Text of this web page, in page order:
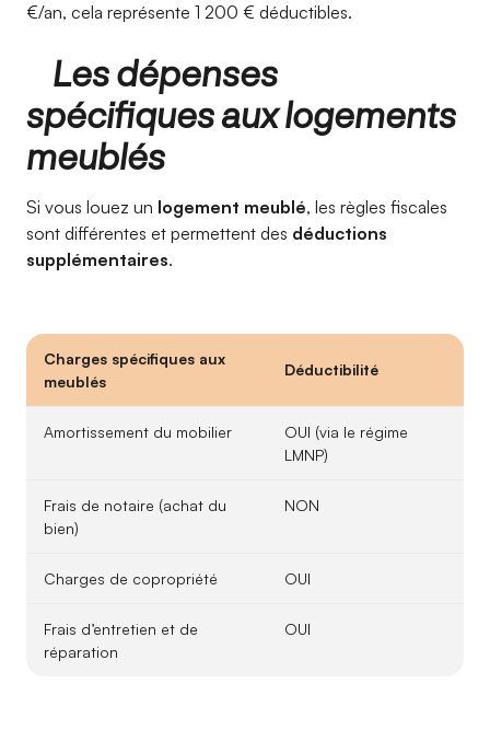
€/an, cela représente 1 200 € déductibles.
Les dépenses
spécifiques aux logements
meublés
Si vous louez un logement meublé, les règles fiscales
sont différentes et permettent des déductions
supplémentaires.
Charges spécifiques aux
meublés
Déductibilité
Amortissement du mobilier
OUI (via le régime
LMNP)
Frais de notaire (achat du
bien)
NON
Charges de copropriété OUI
Frais d’entretien et de
réparation
OUI